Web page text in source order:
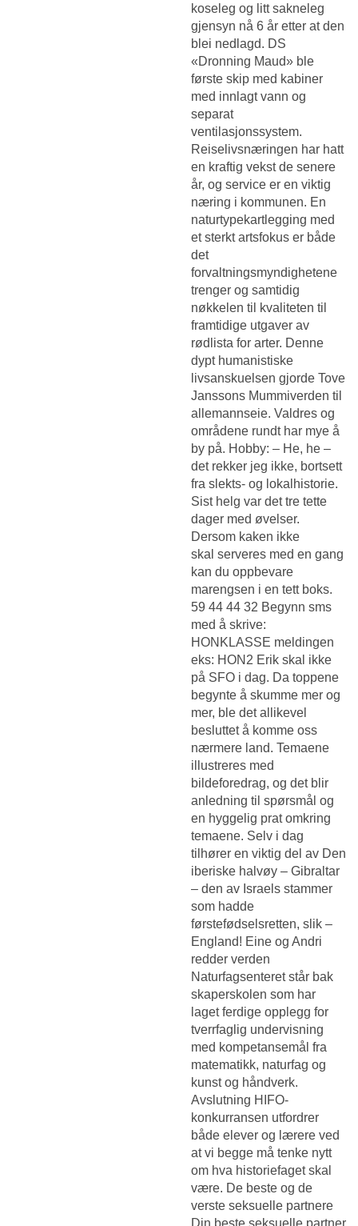
koseleg og litt sakneleg
gjensyn nå 6 år etter at den
blei nedlagd. DS
«Dronning Maud» ble
første skip med kabiner
med innlagt vann og
separat
ventilasjonssystem.
Reiselivsnæringen har hatt
en kraftig vekst de senere
år, og service er en viktig
næring i kommunen. En
naturtypekartlegging med
et sterkt artsfokus er både
det
forvaltningsmyndighetene
trenger og samtidig
nøkkelen til kvaliteten til
framtidige utgaver av
rødlista for arter. Denne
dypt humanistiske
livsanskuelsen gjorde Tove
Janssons Mummiverden til
allemannseie. Valdres og
områdene rundt har mye å
by på. Hobby: – He, he –
det rekker jeg ikke, bortsett
fra slekts- og lokalhistorie.
Sist helg var det tre tette
dager med øvelser.
Dersom kaken ikke
skal serveres med en gang
kan du oppbevare
marengsen i en tett boks.
59 44 44 32 Begynn sms
med å skrive:
HONKLASSE meldingen
eks: HON2 Erik skal ikke
på SFO i dag. Da toppene
begynte å skumme mer og
mer, ble det allikevel
besluttet å komme oss
nærmere land. Temaene
illustreres med
bildeforedrag, og det blir
anledning til spørsmål og
en hyggelig prat omkring
temaene. Selv i dag
tilhører en viktig del av Den
iberiske halvøy – Gibraltar
– den av Israels stammer
som hadde
førstefødselsretten, slik –
England! Eine og Andri
redder verden
Naturfagsenteret står bak
skaperskolen som har
laget ferdige opplegg for
tverrfaglig undervisning
med kompetansemål fra
matematikk, naturfag og
kunst og håndverk.
Avslutning HIFO-
konkurransen utfordrer
både elever og lærere ved
at vi begge må tenke nytt
om hva historiefaget skal
være. De beste og de
verste seksuelle partnere
Din beste seksuelle partner